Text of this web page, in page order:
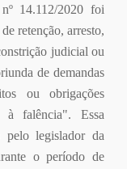
14.112/2020 foi
retenção, arresto,
judicial ou
de demandas
ou obrigações
à falência". Essa
pelo legislador da
o período de